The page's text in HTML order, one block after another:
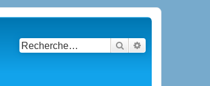
Rechercher